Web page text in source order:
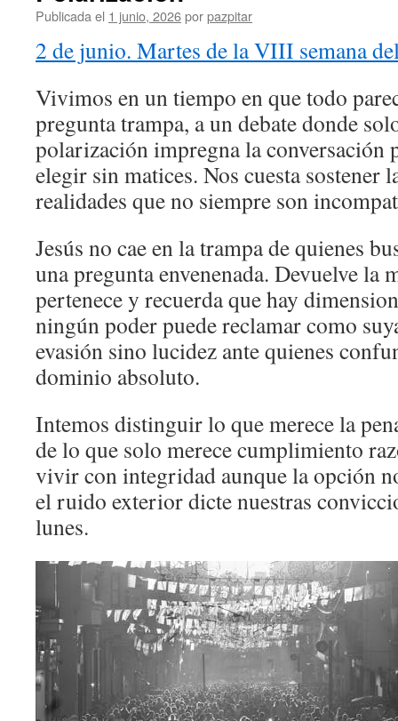
Publicada el 1 junio, 2026porpazpitar
2 de junio. Martes de la VIII semana
Vivimos en un tiempo en que todo
pregunta trampa, a un debate donde
polarización impregna la conversación
elegir sin matices. Nos cuesta sostener
realidades que no siempre son
Jesús no cae en la trampa de quienes
una pregunta envenenada. Devuelve la
pertenece y recuerda que hay
ningún poder puede reclamar como
evasión sino lucidez ante quienes
dominio absoluto.
Intemos distinguir lo que merece la
de lo que solo merece cumplimiento
vivir con integridad aunque la opción
el ruido exterior dicte nuestras
lunes.